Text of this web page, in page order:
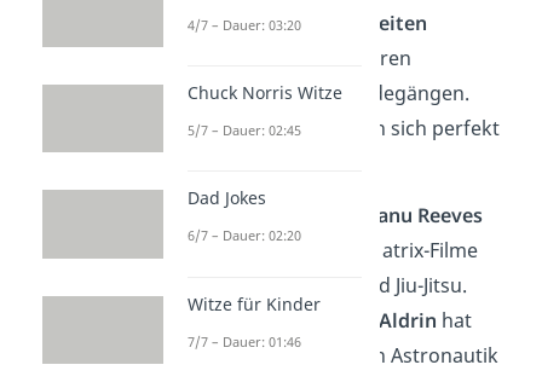
Bekannte Persönlichkeiten
überraschen oft mit ihren
Fähigkeiten oder Werdegängen.
Diese 10 Fakten eignen sich perfekt
🥊 Schauspieler
Keanu Reeves
trainierte für die Matrix-Filme
echtes Kung-Fu und Jiu-Jitsu.
Buzz Aldrin hat
einen Doktortitel in Astronautik
4/7 – Dauer: 03:20
Chuck Norris Witze
5/7 – Dauer: 02:45
Dad Jokes
6/7 – Dauer: 02:20
Witze für Kinder
7/7 – Dauer: 01:46